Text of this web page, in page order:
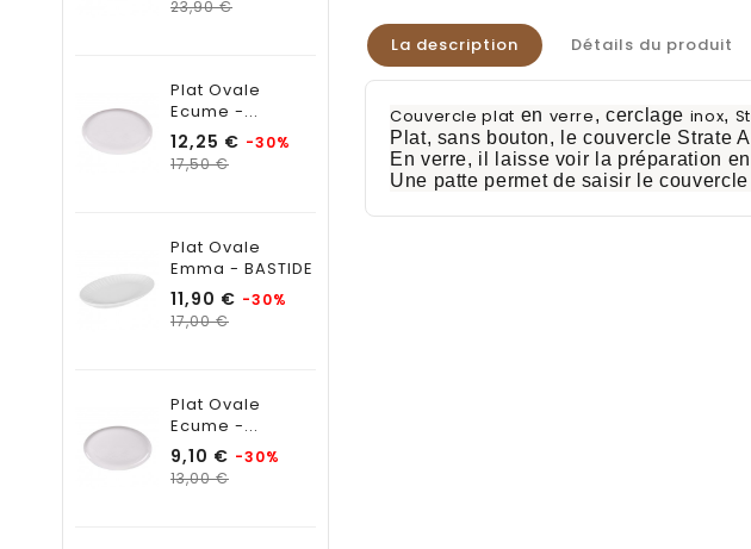
23,90 €Prix
Plat Ovale
Ecume -...
12,25 € Prix
-30%
17,50 €Prix
Plat Ovale
Emma - BASTIDE
11,90 € Prix
-30%
17,00 €Prix
Plat Ovale
Ecume -...
9,10 € Prix
-30%
13,00 €Prix
La description Détails du produit
Couvercle plat en verre, cerclage inox,
Plat, sans bouton, le couvercle Strate
En verre, il laisse voir la préparation
Une patte permet de saisir le